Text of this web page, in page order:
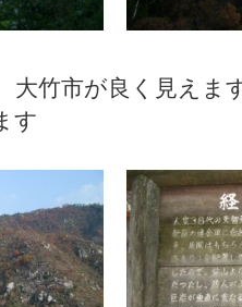
から 大竹市が
す